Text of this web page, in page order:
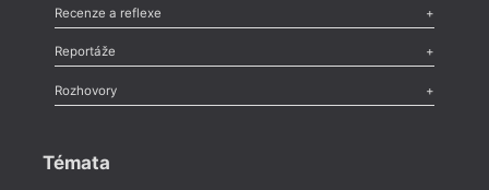
Esej , Pádlo,Úvaha
Recenze a reflexe
Recenze
Méně slov o próze,Celá rubrika
Reportáže
Literární zítřky
Celá rubrika
Rozhovory
Témata